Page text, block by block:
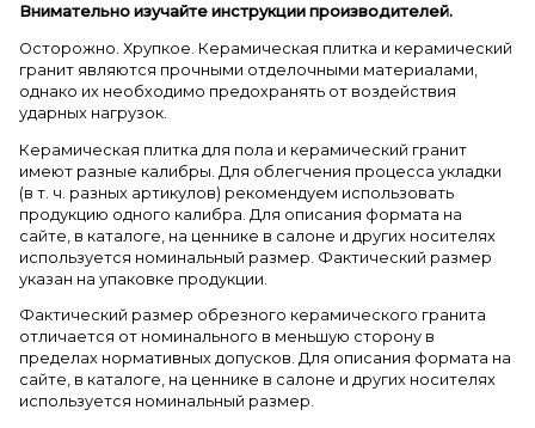
Внимательно изучайте инструкции производителей.
Осторожно. Хрупкое. Керамическая плитка и керамический
гранит являются прочными отделочными материалами,
однако их необходимо предохранять от воздействия
ударных нагрузок.
Керамическая плитка для пола и керамический гранит
имеют разные калибры. Для облегчения процесса укладки
(в т. ч. разных артикулов) рекомендуем использовать
продукцию одного калибра. Для описания формата на
сайте, в каталоге, на ценнике в салоне и других носителях
используется номинальный размер. Фактический размер
указан на упаковке продукции.
Фактический размер обрезного керамического гранита
отличается от номинального в меньшую сторону в
пределах нормативных допусков. Для описания формата на
сайте, в каталоге, на ценнике в салоне и других носителях
используется номинальный размер.